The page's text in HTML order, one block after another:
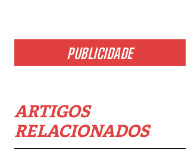
PUBLICIDADE
ARTIGOS
RELACIONADOS